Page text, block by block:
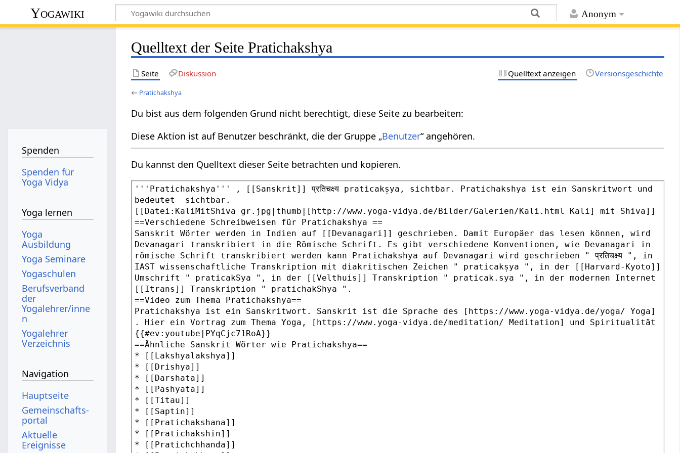
Anonym
Yogawiki
Quelltext der Seite Pratichakshya
Seite Diskussion Quelltext anzeigen Versionsgeschichte
← Pratichakshya
Du bist aus dem folgenden Grund nicht berechtigt, diese Seite zu bearbeiten:
Diese Aktion ist auf Benutzer beschränkt, die der Gruppe „Benutzer“ angehören.
Du kannst den Quelltext dieser Seite betrachten und kopieren.
Spenden
Spenden für
Yoga Vidya
Yoga lernen
Yoga
Ausbildung
Yoga Seminare
Yogaschulen
Berufsverband
der
Yogalehrer/inne
n
Yogalehrer
Verzeichnis
Navigation
Hauptseite
Gemeinschafts­
portal
Aktuelle
Ereignisse